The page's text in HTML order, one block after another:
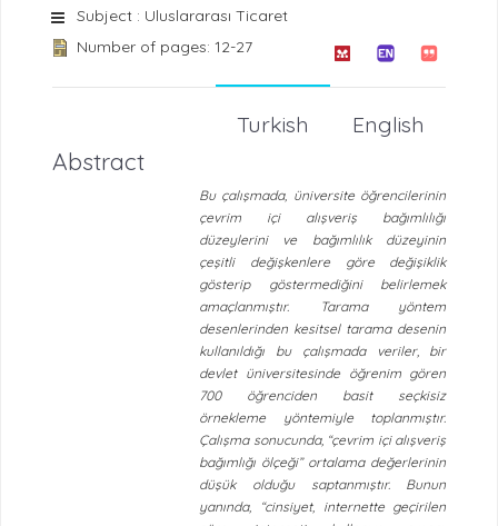
Subject : Uluslararası Ticaret
Number of pages: 12-27
English
Turkish
Abstract
Bu çalışmada, üniversite öğrencilerinin
çevrim içi alışveriş bağımlılığı
düzeylerini ve bağımlılık düzeyinin
çeşitli değişkenlere göre değişiklik
gösterip göstermediğini belirlemek
amaçlanmıştır. Tarama yöntem
desenlerinden kesitsel tarama desenin
kullanıldığı bu çalışmada veriler, bir
devlet üniversitesinde öğrenim gören
700 öğrenciden basit seçkisiz
örnekleme yöntemiyle toplanmıştır.
Çalışma sonucunda, “çevrim içi alışveriş
bağımlığı ölçeği” ortalama değerlerinin
düşük olduğu saptanmıştır. Bunun
yanında, “cinsiyet, internette geçirilen